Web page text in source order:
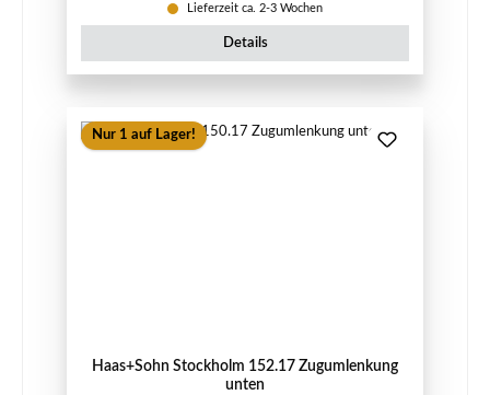
Lieferzeit ca. 2-3 Wochen
Details
Nur 1 auf Lager!
Haas+Sohn Stockholm 152.17 Zugumlenkung
unten